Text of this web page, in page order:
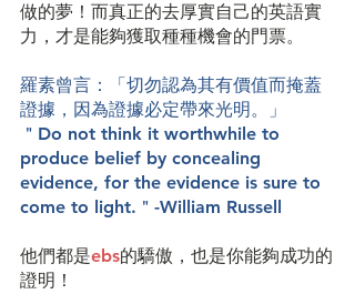
做的夢！而真正的去厚實自己的英語實
力，才是能夠獲取種種機會的門票。
羅素曾言：「切勿認為其有價值而掩蓋
證據，因為證據必定帶來光明。」
＂Do not think it worthwhile to
produce belief by concealing
evidence, for the evidence is sure to
come to light.＂-William Russell
他們都是ebs的驕傲，也是你能夠成功的
證明！